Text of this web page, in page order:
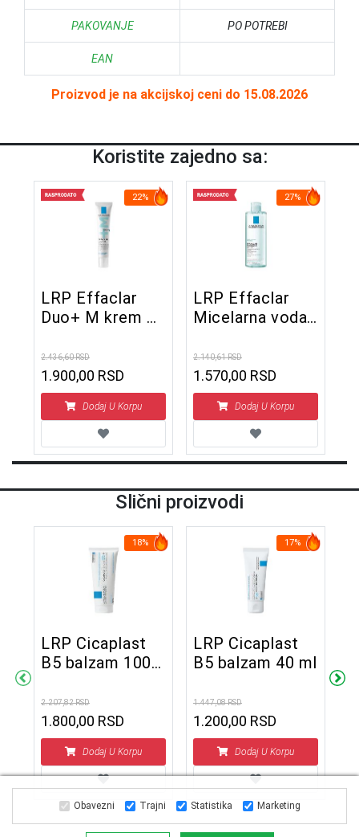
PAKOVANJE PO POTREBI
EAN
Proizvod je na akcijskoj ceni do 15.08.2026
Koristite zajedno sa:
22%
LRP Effaclar
Duo+ M krem 40
2.436,60 RSD
1.900,00 RSD
Dodaj U Korpu
27%
LRP Effaclar
Micelarna voda
2.140,61 RSD
1.570,00 RSD
Dodaj U Korpu
Slični proizvodi
18%
LRP Cicaplast
B5 balzam 100
2.207,82 RSD
1.800,00 RSD
Dodaj U Korpu
17%
LRP Cicaplast
B5 balzam 40 ml
1.447,08 RSD
1.200,00 RSD
Dodaj U Korpu
Obavezni Trajni Statistika Marketing